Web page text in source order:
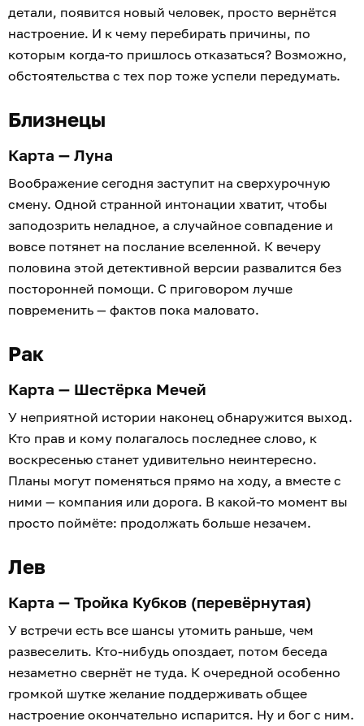
детали, появится новый человек, просто вернётся
настроение. И к чему перебирать причины, по
которым когда-то пришлось отказаться? Возможно,
обстоятельства с тех пор тоже успели передумать.
Близнецы
Карта — Луна
Воображение сегодня заступит на сверхурочную
смену. Одной странной интонации хватит, чтобы
заподозрить неладное, а случайное совпадение и
вовсе потянет на послание вселенной. К вечеру
половина этой детективной версии развалится без
посторонней помощи. С приговором лучше
повременить — фактов пока маловато.
Рак
Карта — Шестёрка Мечей
У неприятной истории наконец обнаружится выход.
Кто прав и кому полагалось последнее слово, к
воскресенью станет удивительно неинтересно.
Планы могут поменяться прямо на ходу, а вместе с
ними — компания или дорога. В какой-то момент вы
просто поймёте: продолжать больше незачем.
Лев
Карта — Тройка Кубков (перевёрнутая)
У встречи есть все шансы утомить раньше, чем
развеселить. Кто-нибудь опоздает, потом беседа
незаметно свернёт не туда. К очередной особенно
громкой шутке желание поддерживать общее
настроение окончательно испарится. Ну и бог с ним.